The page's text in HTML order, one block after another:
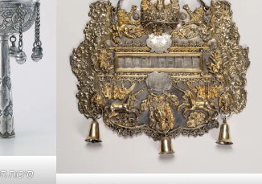
סיכות תורה